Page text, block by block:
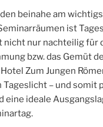
beinahe am
ist
nicht nur nachteilig für
bzw. das Gemüt
Zum Jungen
Tageslicht – und somit
eine ideale